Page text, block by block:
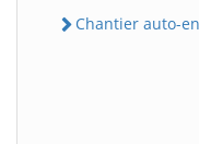
Chantier auto-